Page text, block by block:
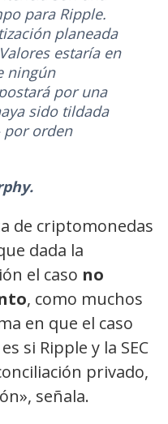
para Ripple.
planeada
estaría en
ningún
por una
sido tildada
por orden
de criptomonedas
dada la
el caso no
, como muchos
en que el caso
si Ripple y la SEC
privado,
señala.